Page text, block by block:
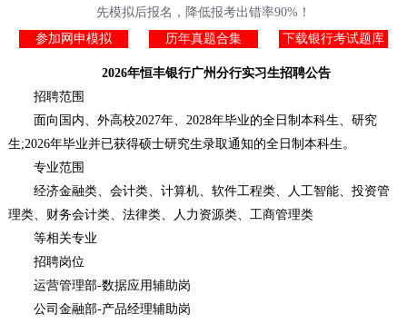
先模拟后报名，降低报考出错率90%！
参加网申模拟
历年真题合集 下载银行考试题库
2026年恒丰银行广州分行实习生招聘公告
招聘范围
面向国内、外高校2027年、2028年毕业的全日制本科生、研究
生;2026年毕业并已获得硕士研究生录取通知的全日制本科生。
专业范围
经济金融类、会计类、计算机、软件工程类、人工智能、投资管
理类、财务会计类、法律类、人力资源类、工商管理类
等相关专业
招聘岗位
运营管理部-数据应用辅助岗
公司金融部-产品经理辅助岗